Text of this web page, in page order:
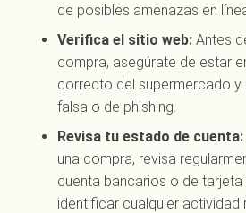
de posibles amenazas en
Verifica el sitio web: Antes
compra, asegúrate de estar
correcto del supermercado y
falsa o de phishing.
Revisa tu estado de cuenta:
una compra, revisa
cuenta bancarios o de
identificar cualquier actividad